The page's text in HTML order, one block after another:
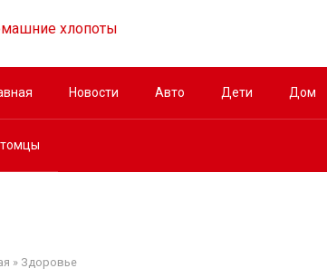
Новости Авто Дети Дом
» Здоровье